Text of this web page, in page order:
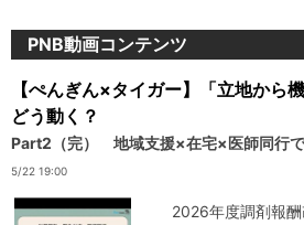
PNB動画コンテンツ
【ぺんぎん×タイガー】「立地から
どう動く？
Part2（完） 地域支援×在宅×医師同行
5/22 19:00
2026年度調剤報酬